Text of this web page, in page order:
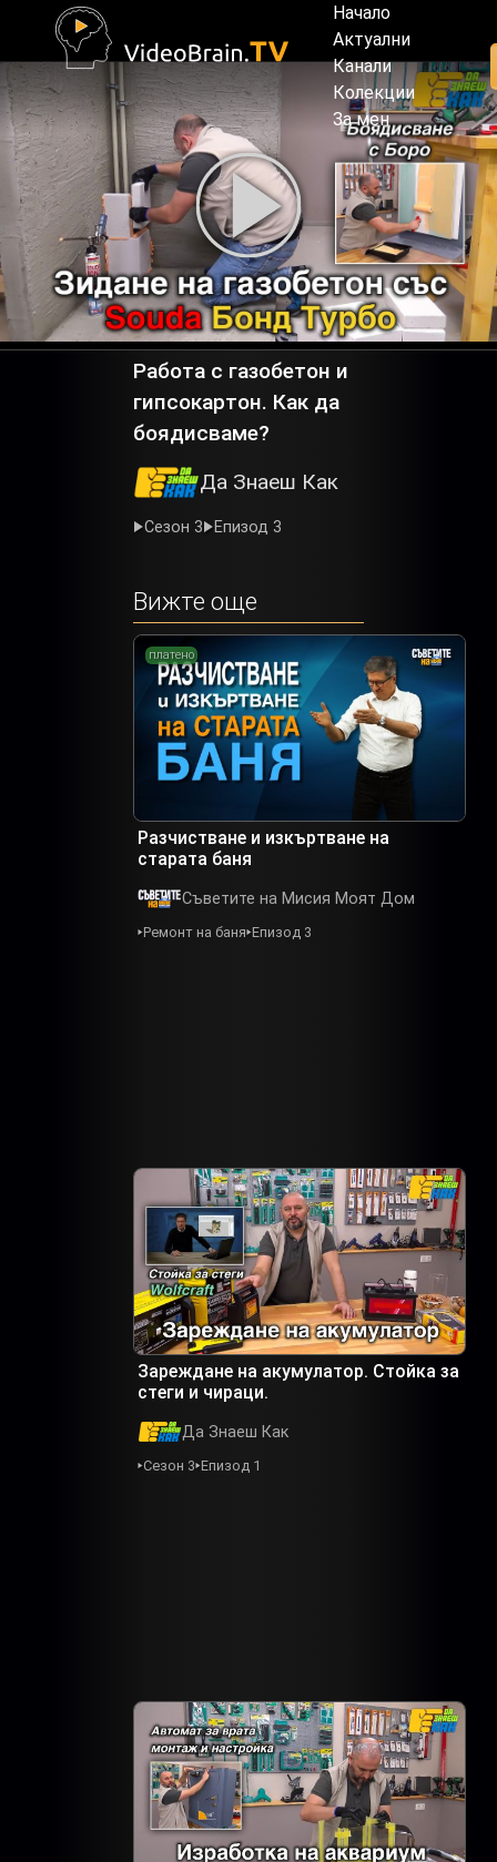
Начало
Актуални
Канали
Колекции
За мен
Работа с газобетон и
гипсокартон. Как да
боядисваме?
Да Знаеш Как
Сезон 3 Епизод 3
Вижте още
платено
Разчистване и изкъртване на
старата баня
Съветите на Мисия Моят Дом
Ремонт на баня Епизод 3
Зареждане на акумулатор. Стойка за
стеги и чираци.
Да Знаеш Как
Сезон 3 Епизод 1